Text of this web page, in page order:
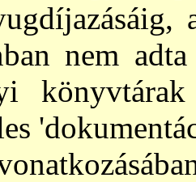
nem